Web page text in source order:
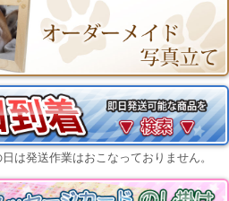
は発送作業はおこなっておりません。